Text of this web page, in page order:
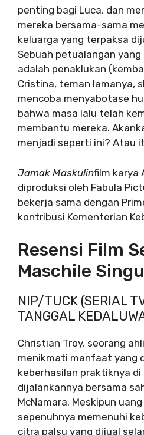
penting bagi Luca, dan
mereka bersama-sama
keluarga yang terpaksa
Sebuah petualangan
adalah penaklukan
Cristina, teman lamanya,
mencoba menyabotase
bahwa masa lalu telah
membantu mereka.
menjadi seperti ini? Atau
Jamak Maskulinfilm karya
diproduksi oleh Fabula
bekerja sama dengan
kontribusi Kementerian
Resensi Film
Maschile
NIP/TUCK (SERIAL
TANGGAL
Christian Troy, seorang
menikmati manfaat yang
keberhasilan praktiknya di
dijalankannya bersama
McNamara. Meskipun
sepenuhnya memenuhi
citra palsu yang dijual